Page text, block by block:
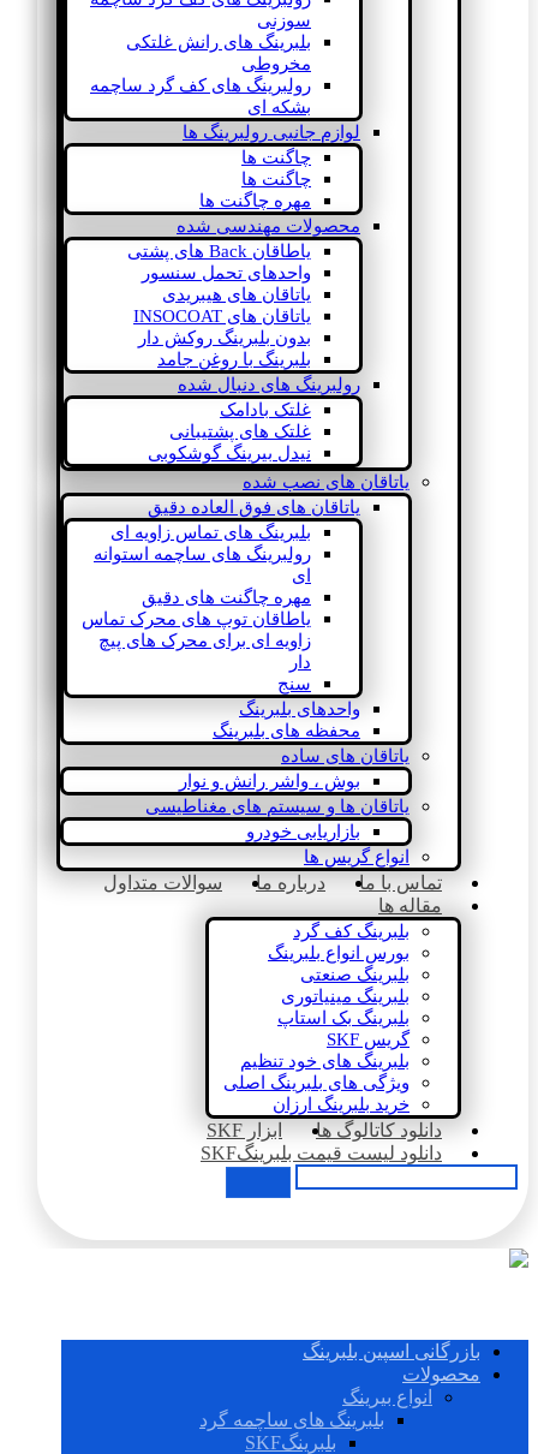
سوزنی
بلبرینگ های رانش غلتکی
مخروطی
رولبرینگ های کف گرد ساچمه
بشکه ای
لوازم جانبی رولبرینگ ها
چاگنت ها
چاگنت ها
مهره چاگنت ها
محصولات مهندسی شده
یاطاقان Back های پشتی
واحدهای تحمل سنسور
یاتاقان های هیبریدی
یاتاقان های INSOCOAT
بدون بلبرینگ روکش دار
بلبرینگ با روغن جامد
رولبرینگ های دنبال شده
غلتک بادامک
غلتک های پشتیبانی
نیدل بیرینگ گوشکوبی
یاتاقان های نصب شده
یاتاقان های فوق العاده دقیق
بلبرینگ های تماس زاویه ای
رولبرینگ های ساچمه استوانه
ای
مهره چاگنت های دقیق
یاطاقان توپ های محرک تماس
زاویه ای برای محرک های پیچ
دار
سنج
واحدهای بلبرینگ
محفظه های بلبرینگ
یاتاقان های ساده
بوش ، واشر رانش و نوار
یاتاقان ها و سیستم های مغناطیسی
بازاریابی خودرو
انواع گریس ها
تماس با ما درباره ما
سوالات متداول
مقاله ها
بلبرینگ کف گرد
بورس انواع بلبرینگ
بلبرینگ صنعتی
بلبرینگ مینیاتوری
بلبرینگ بک استاپ
گریس SKF
بلبرینگ های خود تنظیم
ویژگی های بلبرینگ اصلی
خرید بلبرینگ ارزان
دانلود کاتالوگ ها
ابزار SKF
دانلود لیست قیمت بلبرینگSKF
بازرگانی اسپین بلبرینگ
محصولات
انواع بیرینگ
بلبرینگ های ساچمه گرد
بلبرینگSKF